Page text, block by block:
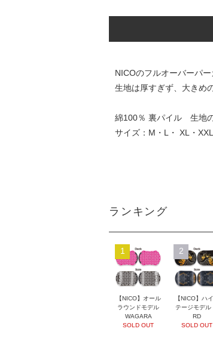
NICOのフルオーバーパー
生地は厚すぎず、大きめ
綿100％ 裏パイル 生地
サイズ：M・L・ XL・
ランキング
1
【NICO】オール
ラウンドモデル
WAGARA
SOLD OUT
2
【NICO】ハ
テージモデル
RD
SOLD OUT